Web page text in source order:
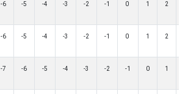
-6 -5 -4 -3 -2 -1 0 1 2
-6 -5 -4 -3 -2 -1 0 1 2
-7 -6 -5 -4 -3 -2 -1 0 1